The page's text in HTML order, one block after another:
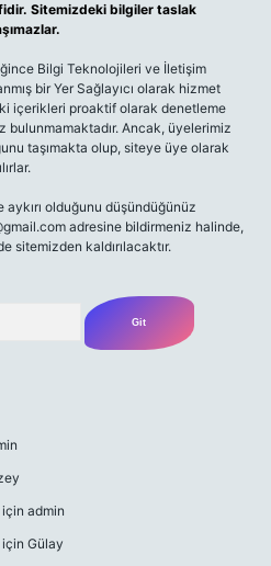
Sitemizdeki bilgiler taslak
Bilgi Teknolojileri ve İletişim
bir Yer Sağlayıcı olarak hizmet
içerikleri proaktif olarak denetleme
bulunmamaktadır. Ancak, üyelerimiz
taşımakta olup, siteye üye olarak
olduğunu düşündüğünüz
adresine bildirmeniz halinde,
sitemizden kaldırılacaktır.
için admin
için Gülay